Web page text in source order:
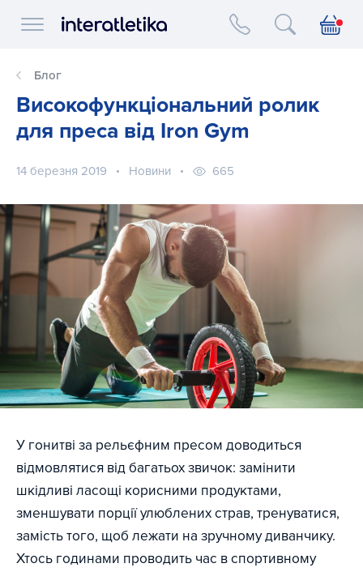
Interatletika logo
Блог
Високофункціональний ролик
для преса від Iron Gym
14 березня 2019 Новини 665
У гонитві за рельєфним пресом доводиться
відмовлятися від багатьох звичок: замінити
шкідливі ласощі корисними продуктами,
зменшувати порції улюблених страв, тренуватися,
замість того, щоб лежати на зручному диванчику.
Хтось годинами проводить час в спортивному